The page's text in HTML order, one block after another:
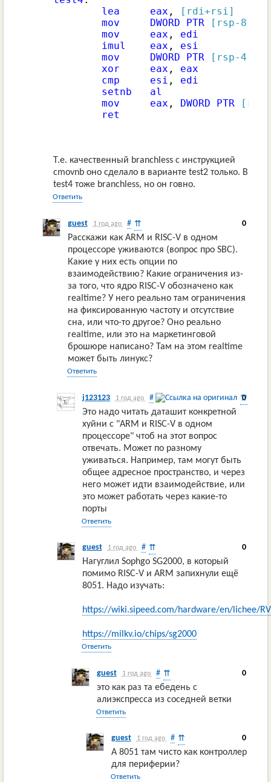
lea
eax ,
[rdi+rsi]
mov
DWORD PTR [rsp-8]
mov
eax , edi
imul
eax , esi
mov
DWORD PTR [rsp-4]
xor
eax , eax
cmp
esi , edi
setnb
al
mov
eax , DWORD PTR
ret
Т.е. качественный branchless с инструкцией
cmovnb оно сделало в варианте test2 только. В
test4 тоже branchless, но он говно.
Ответить
guest 1 год ago # 0
⇈
Расскажи как ARM и RISC-V в одном
процессоре уживаются (вопрос про SBC).
Какие у них есть опции по
взаимодействию? Какие ограничения из-
за того, что ядро RISC-V обозначено как
realtime? У него реально там ограничения
на фиксированную частоту и отсутствие
сна, или что-то другое? Оно реально
realtime, или это на маркетинговой
брошюре написано? Там на этом realtime
может быть линукс?
Ответить
j123123 1 год ago # 0
⇈
Это надо читать даташит конкретной
хуйни с "ARM и RISC-V в одном
процессоре" чтоб на этот вопрос
отвечать. Может по разному
уживаться. Например, там могут быть
общее адресное пространство, и через
него может идти взаимодействие, или
это может работать через какие-то
порты
Ответить
guest 1 год ago # 0
⇈
Нагуглил Sophgo SG2000, в который
помимо RISC-V и ARM запихнули ещё
8051. Надо изучать:
https://wiki.sipeed.com/hardware/en/lichee/
https://milkv.io/chips/sg2000
Ответить
guest 1 год ago # 0
⇈
это как раз та ебедень с
алиэкспресса из соседней ветки
Ответить
guest 1 год ago # 0
⇈
А 8051 там чисто как контроллер
для периферии?
Ответить